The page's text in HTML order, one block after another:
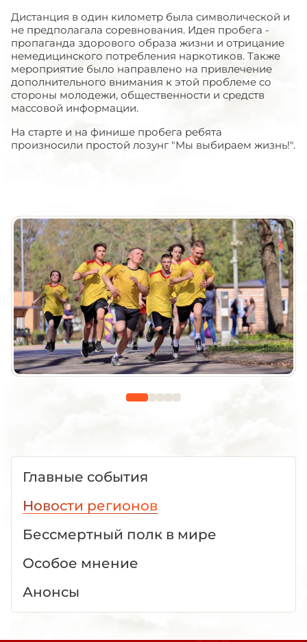
Дистанция в один километр была символической и
не предполагала соревнования. Идея пробега -
пропаганда здорового образа жизни и отрицание
немедицинского потребления наркотиков. Также
мероприятие было направлено на привлечение
дополнительного внимания к этой проблеме со
стороны молодежи, общественности и средств
массовой информации.
На старте и на финише пробега ребята
произносили простой лозунг "Мы выбираем жизнь!".
Главные события
Новости регионов
Бессмертный полк в мире
Особое мнение
Анонсы